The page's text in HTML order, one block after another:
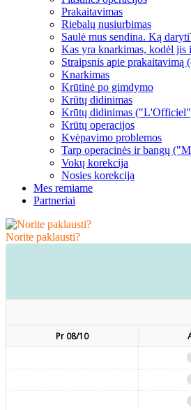
Prakaitavimas
Riebalų nusiurbimas
Saulė mus sendina. Ką
Kas yra knarkimas, kodėl jis
Straipsnis apie prakaitavimą
Knarkimas
Krūtinė po gimdymo
Krūtų didinimas
Krūtų didinimas
Krūtų operacijos
Kvėpavimo problemos
Tarp operacinės ir bangų
Vokų korekcija
Nosies korekcija
Mes remiame
Partneriai
Norite paklausti?
Pr 08/10